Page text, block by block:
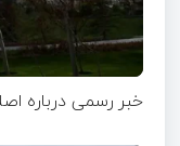
خبر رسمی درباره